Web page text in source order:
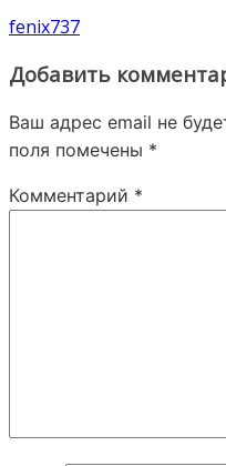
fenix737
Добавить
Ваш адрес email не
поля помечены *
Комментарий *